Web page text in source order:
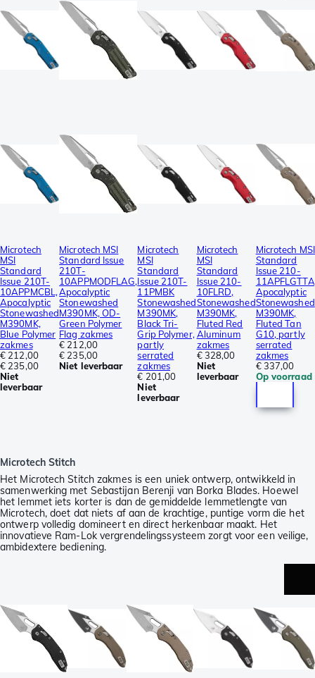
Microtech
MSI
Standard
Issue 210T-
10APPMCBL,
Apocalyptic
Stonewashed
M390MK,
Blue Polymer
zakmes
€ 212,00
€ 235,00
Niet
leverbaar
Microtech MSI
Standard Issue
210T-
10APPMODFLAG,
Apocalyptic
Stonewashed
M390MK, OD-
Green Polymer
Flag zakmes
€ 212,00
€ 235,00
Niet leverbaar
Microtech
MSI
Standard
Issue 210T-
11PMBK
Stonewashed
M390MK,
Black Tri-
Grip Polymer,
partly
serrated
zakmes
€ 201,00
Niet
leverbaar
Microtech
MSI
Standard
Issue 210-
10FLRD,
Stonewashed
M390MK,
Fluted Red
Aluminum
zakmes
€ 328,00
Niet
leverbaar
Microtech MSI
Standard
Issue 210-
Apocalyptic
Stonewashed
M390MK,
Fluted Tan
G10, partly
serrated
zakmes
€ 337,00
Op voorraad
Microtech Stitch
Het Microtech Stitch zakmes is een uniek ontwerp, ontwikkeld in
samenwerking met Sebastijan Berenji van Borka Blades. Hoewel
het lemmet iets korter is dan de gemiddelde lemmetlengte van
Microtech, doet dat niets af aan de krachtige, puntige vorm die het
ontwerp volledig domineert en direct herkenbaar maakt. Het
innovatieve Ram-Lok vergrendelingssysteem zorgt voor een veilige,
ambidextere bediening.